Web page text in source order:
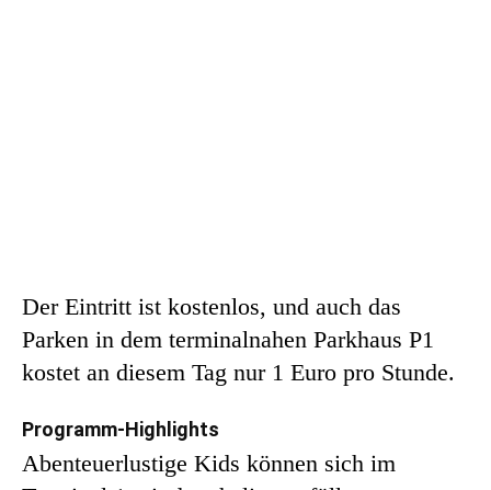
Der Eintritt ist kostenlos, und auch das
Parken in dem terminalnahen Parkhaus P1
kostet an diesem Tag nur 1 Euro pro Stunde.
Programm-Highlights
Abenteuerlustige Kids können sich im